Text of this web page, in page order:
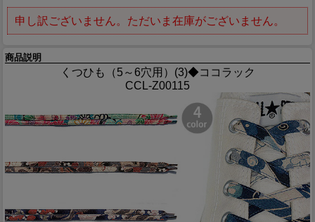
申し訳ございません。ただいま在庫がございません。
商品説明
くつひも（5～6穴用）(3)◆ココラック
CCL-Z00115